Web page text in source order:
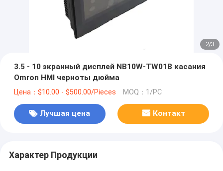
2/3
3.5 - 10 экранный дисплей NB10W-TW01B касания
Omron HMI черноты дюйма
Цена：$10.00 - $500.00/Pieces MOQ：1/PC
Лучшая цена Контакт
Характер Продукции